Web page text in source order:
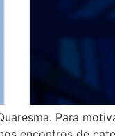
Para